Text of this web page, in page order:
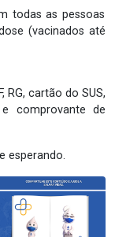
todas as pessoas
(vacinados até
RG, cartão do SUS,
comprovante de
esperando.